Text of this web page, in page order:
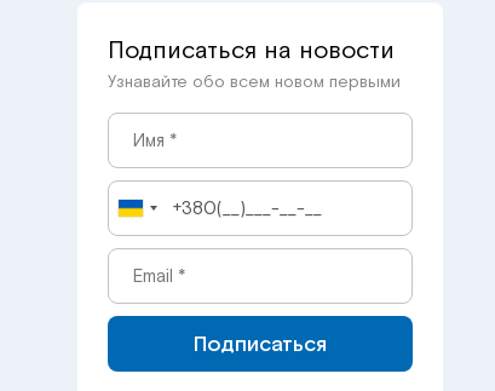
Подписаться на новости
Узнавайте обо всем новом первыми
Подписаться